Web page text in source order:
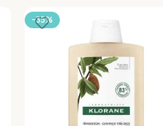
-35%